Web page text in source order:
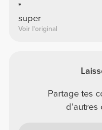
*
super
Voir l'original
Partage tes
d'autres